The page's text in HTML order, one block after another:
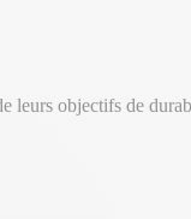
leurs objectifs de